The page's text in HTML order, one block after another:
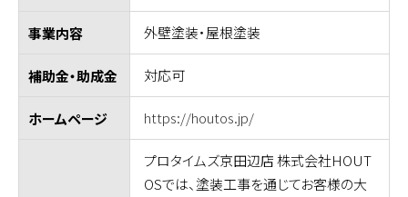
事業内容 外壁塗装・屋根塗装
補助金・助成金 対応可
ホームページ https://houtos.jp/
プロタイムズ京田辺店 株式会社HOUT
OSでは、塗装工事を通じてお客様の大